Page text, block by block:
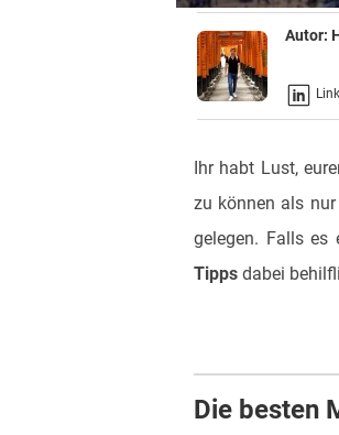
Autor:
Ihr habt Lust,
zu können als nur
gelegen. Falls es
Tipps dabei
Die besten